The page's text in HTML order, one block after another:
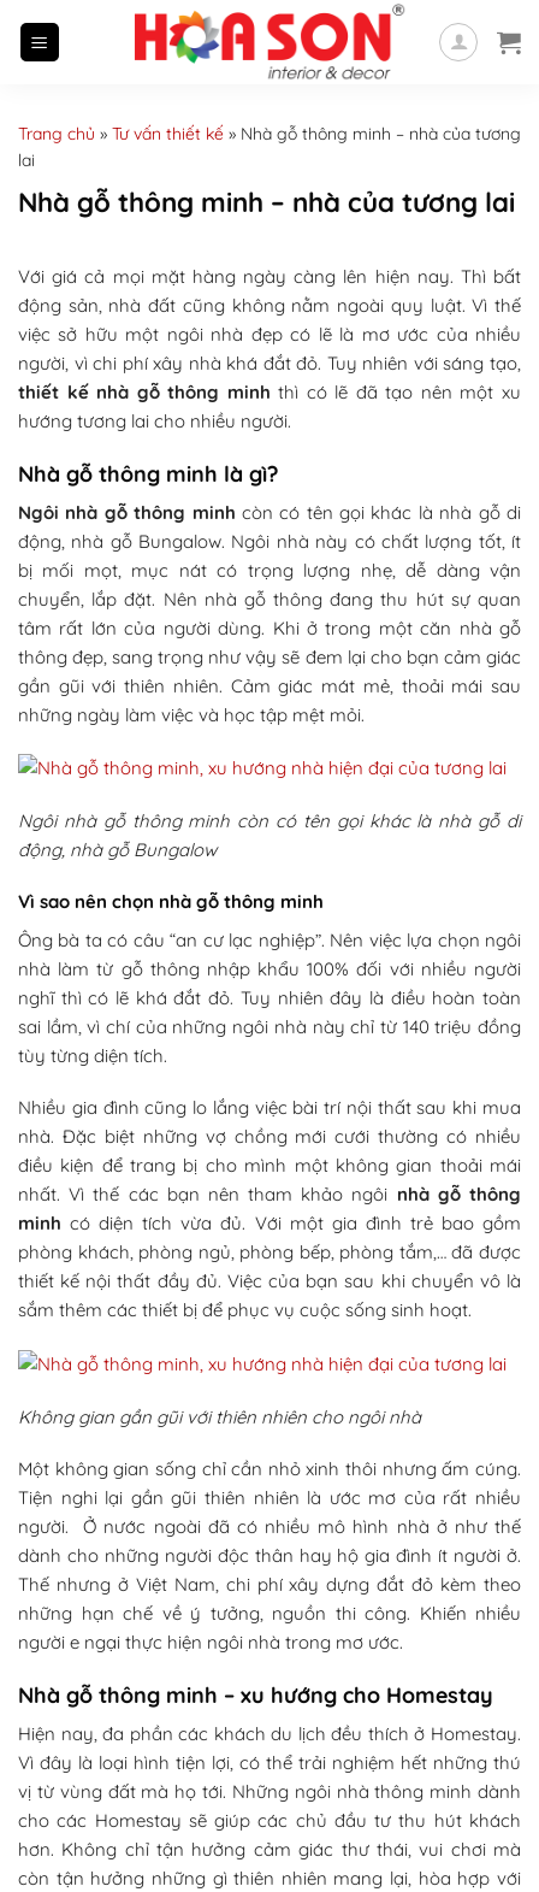
Trang chủ » Tư vấn thiết kế » Nhà gỗ thông minh – nhà của tương
lai
Nhà gỗ thông minh – nhà của tương lai
Với giá cả mọi mặt hàng ngày càng lên hiện nay. Thì bất
động sản, nhà đất cũng không nằm ngoài quy luật. Vì thế
việc sở hữu một ngôi nhà đẹp có lẽ là mơ ước của nhiều
người, vì chi phí xây nhà khá đắt đỏ. Tuy nhiên với sáng tạo,
thiết kế nhà gỗ thông minh thì có lẽ đã tạo nên một xu
hướng tương lai cho nhiều người.
Nhà gỗ thông minh là gì?
Ngôi nhà gỗ thông minh còn có tên gọi khác là nhà gỗ di
động, nhà gỗ Bungalow. Ngôi nhà này có chất lượng tốt, ít
bị mối mọt, mục nát có trọng lượng nhẹ, dễ dàng vận
chuyển, lắp đặt. Nên nhà gỗ thông đang thu hút sự quan
tâm rất lớn của người dùng. Khi ở trong một căn nhà gỗ
thông đẹp, sang trọng như vậy sẽ đem lại cho bạn cảm giác
gần gũi với thiên nhiên. Cảm giác mát mẻ, thoải mái sau
những ngày làm việc và học tập mệt mỏi.
Ngôi nhà gỗ thông minh còn có tên gọi khác là nhà gỗ di
động, nhà gỗ Bungalow
Vì sao nên chọn nhà gỗ thông minh
Ông bà ta có câu “an cư lạc nghiệp”. Nên việc lựa chọn ngôi
nhà làm từ gỗ thông nhập khẩu 100% đối với nhiều người
nghĩ thì có lẽ khá đắt đỏ. Tuy nhiên đây là điều hoàn toàn
sai lầm, vì chí của những ngôi nhà này chỉ từ 140 triệu đồng
tùy từng diện tích.
Nhiều gia đình cũng lo lắng việc bài trí nội thất sau khi mua
nhà. Đặc biệt những vợ chồng mới cưới thường có nhiều
điều kiện để trang bị cho mình một không gian thoải mái
nhất. Vì thế các bạn nên tham khảo ngôi nhà gỗ thông
minh có diện tích vừa đủ. Với một gia đình trẻ bao gồm
phòng khách, phòng ngủ, phòng bếp, phòng tắm,… đã được
thiết kế nội thất đầy đủ. Việc của bạn sau khi chuyển vô là
sắm thêm các thiết bị để phục vụ cuộc sống sinh hoạt.
Không gian gần gũi với thiên nhiên cho ngôi nhà
Một không gian sống chỉ cần nhỏ xinh thôi nhưng ấm cúng.
Tiện nghi lại gần gũi thiên nhiên là ước mơ của rất nhiều
người. Ở nước ngoài đã có nhiều mô hình nhà ở như thế
dành cho những người độc thân hay hộ gia đình ít người ở.
Thế nhưng ở Việt Nam, chi phí xây dựng đắt đỏ kèm theo
những hạn chế về ý tưởng, nguồn thi công. Khiến nhiều
người e ngại thực hiện ngôi nhà trong mơ ước.
Nhà gỗ thông minh – xu hướng cho Homestay
Hiện nay, đa phần các khách du lịch đều thích ở Homestay.
Vì đây là loại hình tiện lợi, có thể trải nghiệm hết những thú
vị từ vùng đất mà họ tới. Những ngôi nhà thông minh dành
cho các Homestay sẽ giúp các chủ đầu tư thu hút khách
hơn. Không chỉ tận hưởng cảm giác thư thái, vui chơi mà
còn tận hưởng những gì thiên nhiên mang lại, hòa hợp với